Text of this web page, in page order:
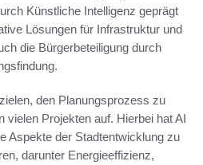
Künstliche Intelligenz geprägt
Lösungen für Infrastruktur und
die Bürgerbeteiligung durch
den Planungsprozess zu
vielen Projekten auf. Hierbei hat AI
Aspekte der Stadtentwicklung zu
darunter Energieeffizienz,